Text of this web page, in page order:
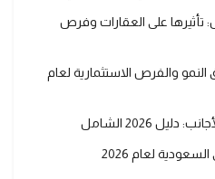
تأثيرها على العقارات وفرص
والفرص الاستثمارية لعام
2026 الشامل
لعام 2026